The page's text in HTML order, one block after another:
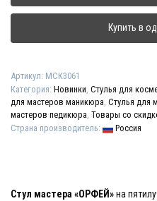
"ОРФЕЙ"
Купить в
Артикул: МСК3061
Категория: Новинки Стулья для
для мастеров маникюра Стулья для
мастеров педикюра Товары со
Страна производитель:
Россия
Стул мастера «ОРФЕЙ»на